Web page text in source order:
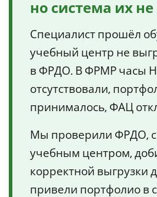
но система их
Специалист прошёл
учебный центр не
в ФРДО. В ФРМР часы
отсутствовали,
принималось, ФАЦ
Мы проверили ФРДО,
учебным центром,
корректной выгрузки
привели портфолио в